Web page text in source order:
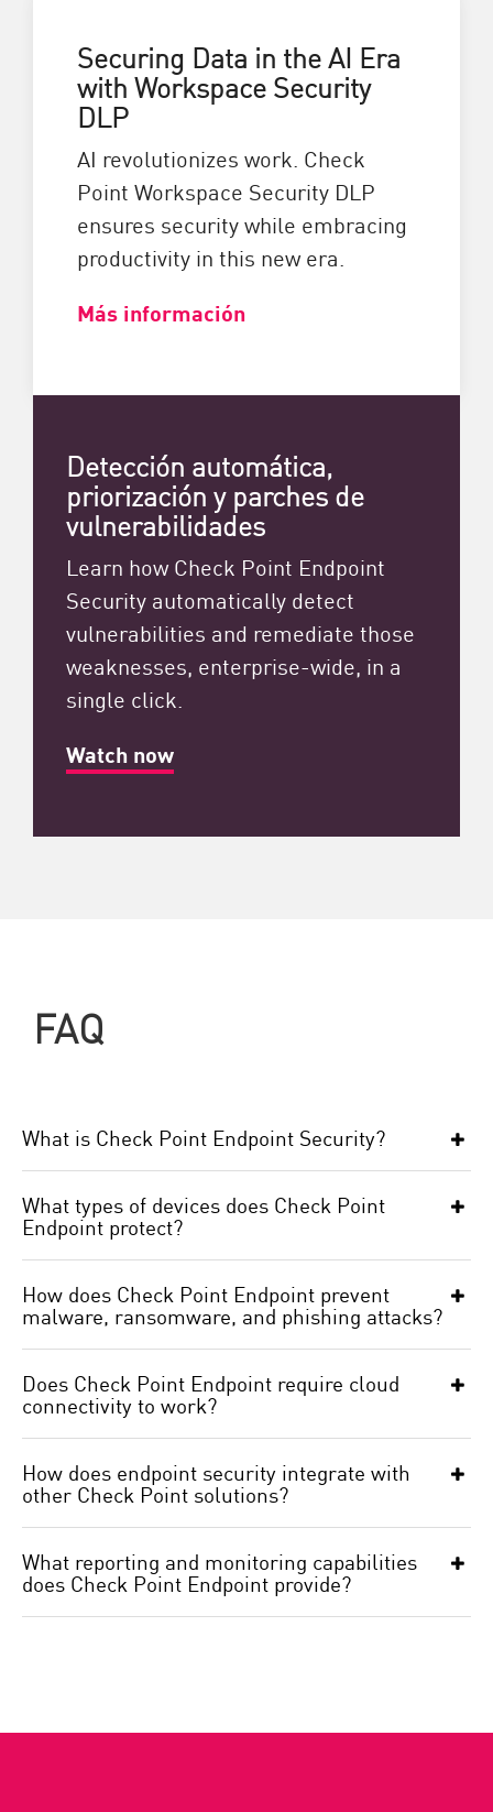
Securing Data in the AI Era
with Workspace Security
DLP
AI revolutionizes work. Check
Point Workspace Security DLP
ensures security while embracing
productivity in this new era.
Más información
Detección automática,
priorización y parches de
vulnerabilidades
Learn how Check Point Endpoint
Security automatically detect
vulnerabilities and remediate those
weaknesses, enterprise-wide, in a
single click.
Watch now
FAQ
What is Check Point Endpoint Security?
What types of devices does Check Point
Endpoint protect?
How does Check Point Endpoint prevent
malware, ransomware, and phishing attacks?
Does Check Point Endpoint require cloud
connectivity to work?
How does endpoint security integrate with
other Check Point solutions?
What reporting and monitoring capabilities
does Check Point Endpoint provide?